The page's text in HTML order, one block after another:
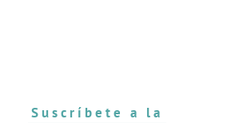
Suscríbete a la